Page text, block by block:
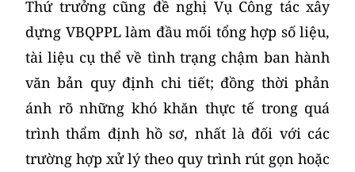
Thứ trưởng cũng đề nghị Vụ Công tác xây
dựng VBQPPL làm đầu mối tổng hợp số liệu,
tài liệu cụ thể về tình trạng chậm ban hành
văn bản quy định chi tiết; đồng thời phản
ánh rõ những khó khăn thực tế trong quá
trình thẩm định hồ sơ, nhất là đối với các
trường hợp xử lý theo quy trình rút gọn hoặc